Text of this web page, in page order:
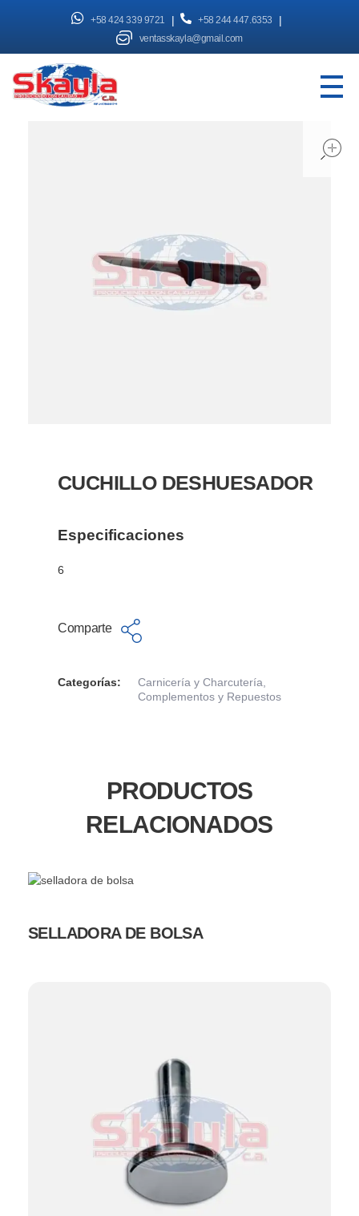
+58 424 339 9721 | +58 244 447.6353 |
ventasskayla@gmail.com
CUCHILLO DESHUESADOR
Especificaciones
6
Comparte
Categorías: Carnicería y Charcutería
Complementos y Repuestos
PRODUCTOS
RELACIONADOS
SELLADORA DE BOLSA